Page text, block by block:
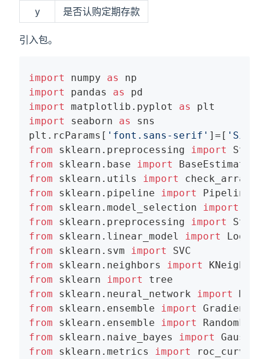
y 是否认购定期存款
引入包。
import numpy as
import
pandas as
import
matplotlib.pyplot as
import
seaborn as
sns
plt.rcParams[ 'font.sans-serif' ]=[
from sklearn.preprocessing import
from sklearn.base import
from sklearn.utils import
from sklearn.pipeline import
from sklearn.model_selection import
from sklearn.preprocessing import
from sklearn.linear_model import
from sklearn.svm import
from sklearn.neighbors import
from sklearn import
from sklearn.neural_network import
from sklearn.ensemble import
from sklearn.ensemble import
from sklearn.naive_bayes import
from sklearn.metrics import